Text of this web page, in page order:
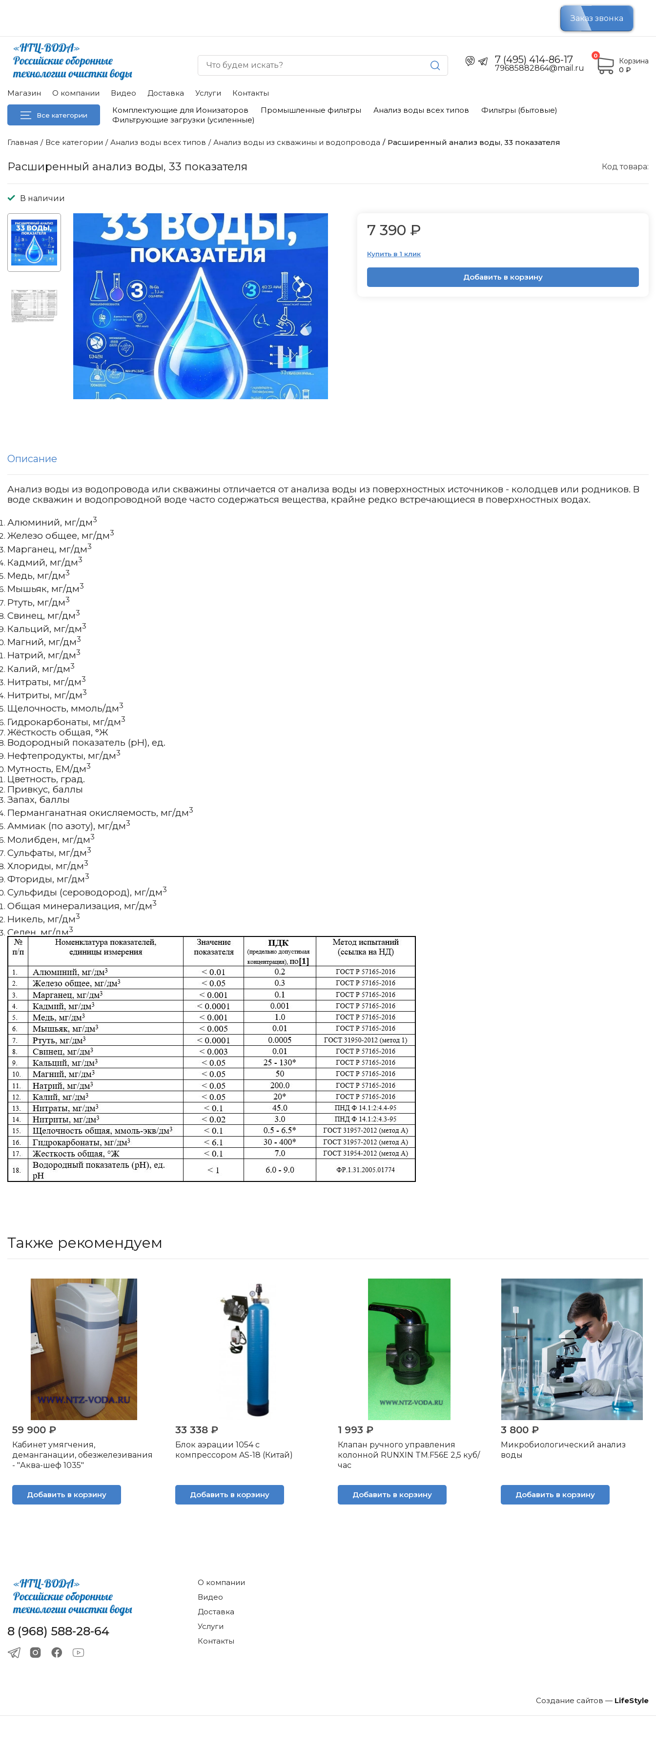
Заказ звонка
7 (495) 414-86-17
79685882864@mail.ru
0
Корзина
0 ₽
Магазин О компании Видео Доставка Услуги Контакты
Все категории
Комплектующие для Ионизаторов Промышленные фильтры Анализ воды всех типов
Фильтры (бытовые)
Фильтрующие загрузки (усиленные)
Главная Все категории Анализ воды всех типов Анализ воды из скважины и водопровода Расширенный анализ воды, 33 показателя
Расширенный анализ воды, 33 показателя Код товара:
В наличии
7 390 ₽
Купить в 1 клик
Добавить в корзину
Описание
Анализ воды из водопровода или скважины отличается от анализа воды из поверхностных источников - колодцев или родников. В
воде скважин и водопроводной воде часто содержаться вещества, крайне редко встречающиеся в поверхностных водах.
Алюминий, мг/дм3
Железо общее, мг/дм3
Марганец, мг/дм3
Кадмий, мг/дм3
Медь, мг/дм3
Мышьяк, мг/дм3
Ртуть, мг/дм3
Свинец, мг/дм3
Кальций, мг/дм3
Магний, мг/дм3
Натрий, мг/дм3
Калий, мг/дм3
Нитраты, мг/дм3
Нитриты, мг/дм3
Щелочность, ммоль/дм3
Гидрокарбонаты, мг/дм3
Жёсткость общая, °Ж
Водородный показатель (рН), ед.
Нефтепродукты, мг/дм3
Мутность, ЕМ/дм3
Цветность, град.
Привкус, баллы
Запах, баллы
Перманганатная окисляемость, мг/дм3
Аммиак (по азоту), мг/дм3
Молибден, мг/дм3
Сульфаты, мг/дм3
Хлориды, мг/дм3
Фториды, мг/дм3
Сульфиды (сероводород), мг/дм3
Общая минерализация, мг/дм3
Никель, мг/дм3
Селен, мг/дм3
Также рекомендуем
59 900 ₽
Кабинет умягчения,
деманганации, обезжелезивания
- "Аква-шеф 1035"
Добавить в корзину
33 338 ₽
Блок аэрации 1054 с
компрессором AS-18 (Китай)
Добавить в корзину
1 993 ₽
Клапан ручного управления
колонной RUNXIN TM.F56E 2,5 куб/
час
Добавить в корзину
3 800 ₽
Микробиологический анализ
воды
Добавить в корзину
8 (968) 588-28-64
О компании
Видео
Доставка
Услуги
Контакты
Создание сайтов — LifeStyle